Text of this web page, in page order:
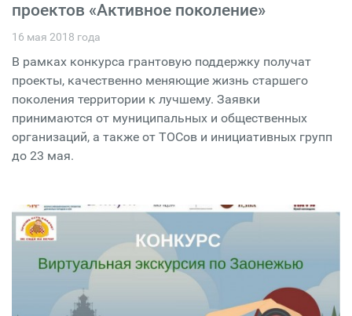
проектов «Активное поколение»
16 мая 2018 года
В рамках конкурса грантовую поддержку получат
проекты, качественно меняющие жизнь старшего
поколения территории к лучшему. Заявки
принимаются от муниципальных и общественных
организаций, а также от ТОСов и инициативных групп
до 23 мая.